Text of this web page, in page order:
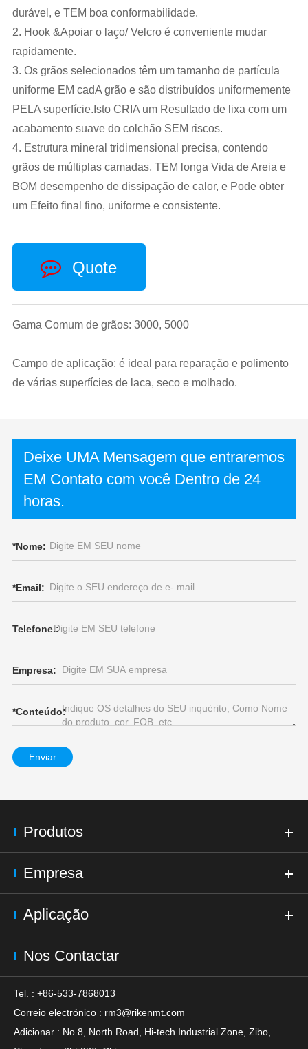
durável, e TEM boa conformabilidade.
2. Hook &Apoiar o laço/ Velcro é conveniente mudar
rapidamente.
3. Os grãos selecionados têm um tamanho de partícula
uniforme EM cadA grão e são distribuídos uniformemente
PELA superfície.Isto CRIA um Resultado de lixa com um
acabamento suave do colchão SEM riscos.
4. Estrutura mineral tridimensional precisa, contendo
grãos de múltiplas camadas, TEM longa Vida de Areia e
BOM desempenho de dissipação de calor, e Pode obter
um Efeito final fino, uniforme e consistente.
Quote
Gama Comum de grãos: 3000, 5000
Campo de aplicação: é ideal para reparação e polimento
de várias superfícies de laca, seco e molhado.
Deixe UMA Mensagem que entraremos
EM Contato com você Dentro de 24
horas.
*Nome:
*Email:
Telefone.:
Empresa:
*Conteúdo:
Enviar
Produtos
Empresa
Aplicação
Nos Contactar
Tel. : +86-533-7868013
Correio electrónico : rm3@rikenmt.com
Adicionar : No.8, North Road, Hi-tech Industrial Zone, Zibo,